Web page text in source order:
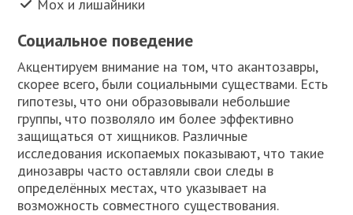
Мох и лишайники
Социальное поведение
Акцентируем внимание на том, что акантозавры,
скорее всего, были социальными существами. Есть
гипотезы, что они образовывали небольшие
группы, что позволяло им более эффективно
защищаться от хищников. Различные
исследования ископаемых показывают, что такие
динозавры часто оставляли свои следы в
определённых местах, что указывает на
возможность совместного существования.